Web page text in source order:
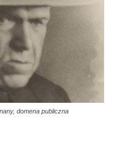
domena publiczna